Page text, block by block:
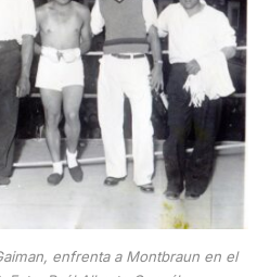
enfrenta a Montbraun en el